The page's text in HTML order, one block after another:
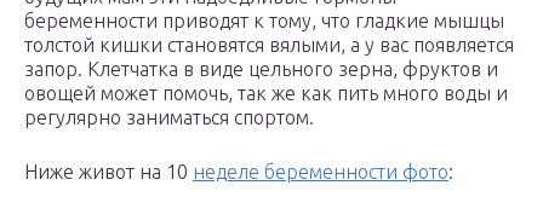
беременности приводят к тому, что гладкие мышцы
толстой кишки становятся вялыми, а у вас появляется
запор. Клетчатка в виде цельного зерна, фруктов и
овощей может помочь, так же как пить много воды и
регулярно заниматься спортом.
Ниже живот на 10 неделе беременности фото: